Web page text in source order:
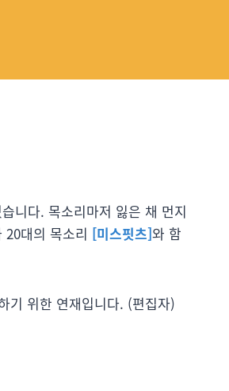
니다. 목소리마저 잃은 채 먼지
대의 목소리 [미스핏츠]와 함
기 위한 연재입니다. (편집자)